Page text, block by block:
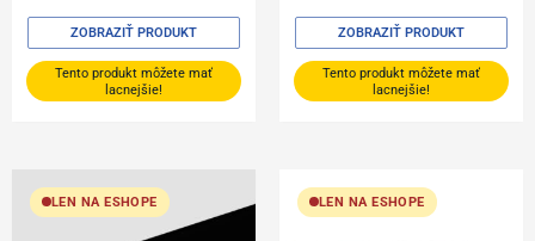
Tento produkt môžete mať
lacnejšie!
ZOBRAZIŤ PRODUKT
Tento produkt môžete mať
lacnejšie!
ZOBRAZIŤ PRODUKT
LEN NA ESHOPE LEN NA ESHOPE